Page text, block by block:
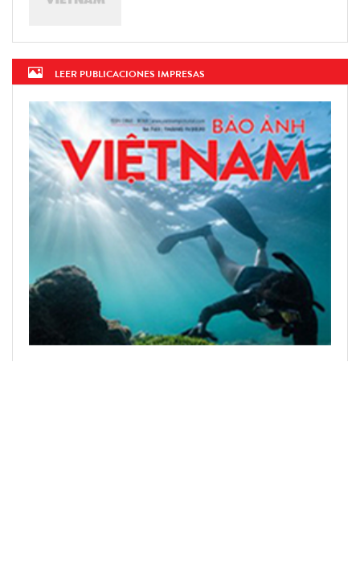
LEER PUBLICACIONES IMPRESAS